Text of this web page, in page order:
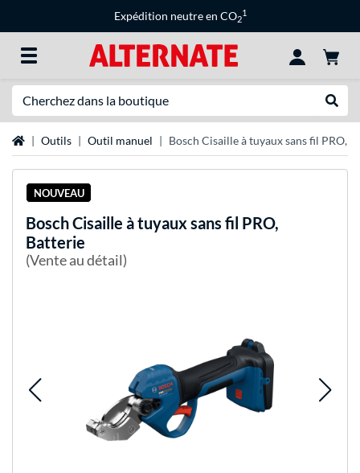
Expédition neutre en CO2
1
Page d'accueil
Outils Outil manuel Bosch Cisaille à tuyaux sans fil PRO,
NOUVEAU
BoschCisaille à tuyaux sans fil PRO,
Batterie
(Vente au détail)